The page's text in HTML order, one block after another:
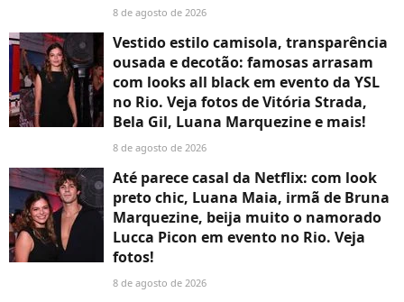
8 de agosto de 2026
Vestido estilo camisola, transparência
ousada e decotão: famosas arrasam
com looks all black em evento da YSL
no Rio. Veja fotos de Vitória Strada,
Bela Gil, Luana Marquezine e mais!
8 de agosto de 2026
Até parece casal da Netflix: com look
preto chic, Luana Maia, irmã de Bruna
Marquezine, beija muito o namorado
Lucca Picon em evento no Rio. Veja
fotos!
8 de agosto de 2026